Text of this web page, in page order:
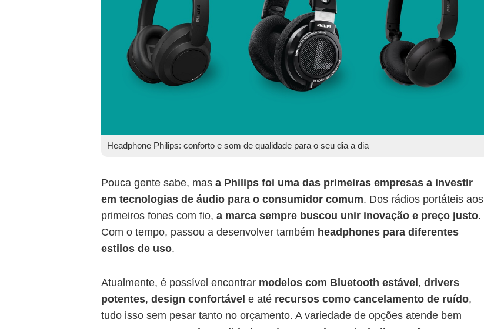
Headphone Philips: conforto e som de qualidade para o seu dia a dia
Pouca gente sabe, mas a Philips foi uma das primeiras empresas a investir
em tecnologias de áudio para o consumidor comum. Dos rádios portáteis aos
primeiros fones com fio, a marca sempre buscou unir inovação e preço justo.
Com o tempo, passou a desenvolver também headphones para diferentes
estilos de uso.
Atualmente, é possível encontrar modelos com Bluetooth estável , drivers
potentes, design confortável e até recursos como cancelamento de ruído,
tudo isso sem pesar tanto no orçamento. A variedade de opções atende bem